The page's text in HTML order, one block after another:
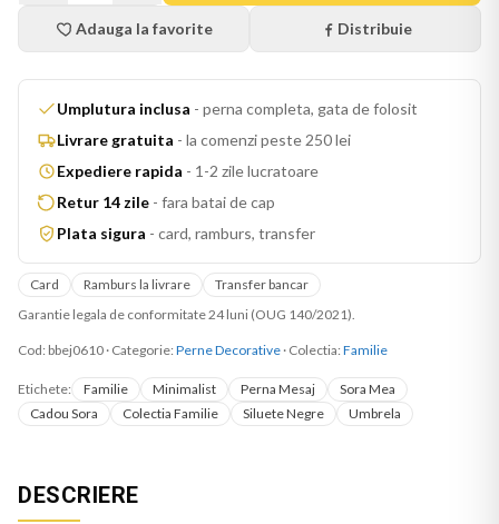
Adauga la favorite Distribuie
Umplutura inclusa - perna completa, gata de folosit
Livrare gratuita - la comenzi peste 250 lei
Expediere rapida - 1-2 zile lucratoare
Retur 14 zile - fara batai de cap
Plata sigura - card, ramburs, transfer
Card Ramburs la livrare
Transfer bancar
Garantie legala de conformitate 24 luni (OUG 140/2021).
Cod: bbej0610 · Categorie: Perne Decorative · Colectia: Familie
Etichete: Familie Minimalist Perna Mesaj
Sora Mea
Cadou Sora
Colectia Familie Siluete Negre Umbrela
DESCRIERE